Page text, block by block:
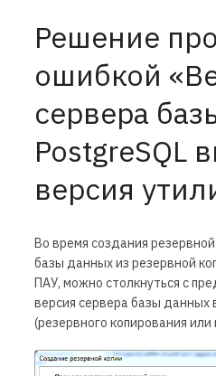
Решение
ошибкой
сервера
PostgreSQL
версия
Во время создания
базы данных из резервной
ПАУ, можно столкнуться с
версия сервера базы
(резервного копирования